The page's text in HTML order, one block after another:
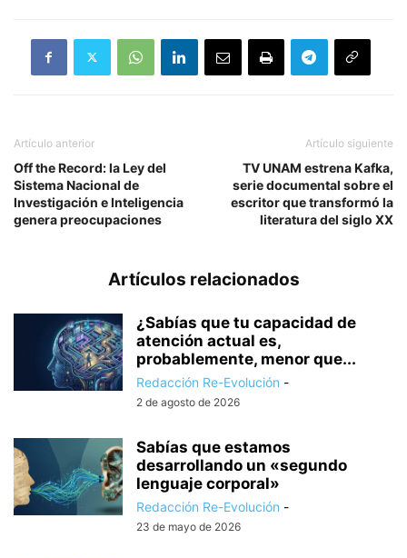
Artículo anterior
Off the Record: la Ley del
Sistema Nacional de
Investigación e Inteligencia
genera preocupaciones
Artículo siguiente
TV UNAM estrena Kafka,
serie documental sobre el
escritor que transformó la
literatura del siglo XX
Artículos relacionados
¿Sabías que tu capacidad de
atención actual es,
probablemente, menor que...
Redacción Re-Evolución -
2 de agosto de 2026
Sabías que estamos
desarrollando un «segundo
lenguaje corporal»
Redacción Re-Evolución -
23 de mayo de 2026